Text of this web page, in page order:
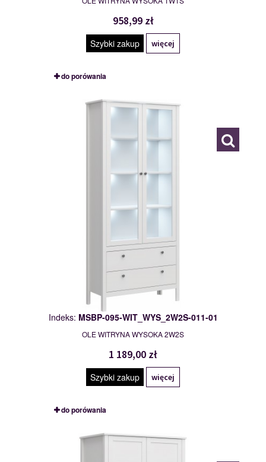
958,99 zł
Szybki zakup więcej
do porówania
MSBP-095-WIT_WYS_2W2S-011-01
117543
Indeks: MSBP-095-WIT_WYS_2W2S-011-01
OLE WITRYNA WYSOKA 2W2S
1 189,00 zł
Szybki zakup więcej
do porówania
MSBP-095-SZF_2D2S-011-01
117546